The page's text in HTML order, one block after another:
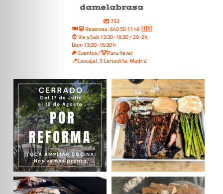
damelabrasa
793
🍽 🐷 Reservas : 640 50 11 46 🇺🇸
⏰ Vie y Sab 13:30-16:30 / 20-24
Dom 13:30-16:30 h
🌽 Eventos /🐮Para llevar
📍Cascajal, 5 Cercedilla, Madrid
damelabrasa
Este año toca zafarrancho!!
Ampliamos cocina y...
Jul 12
damelabrasa
#ribs special. Largas horas de
ahumador y pintaza,...
Jun 15
damelabrasa
damelabrasa